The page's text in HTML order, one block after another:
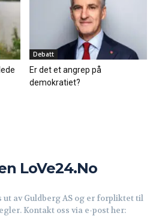
Debatt
Er det et angrep på
demokratiet?
LoVe24.no
ut av Guldberg AS og er forpliktet til
Kontakt oss via e-post her: